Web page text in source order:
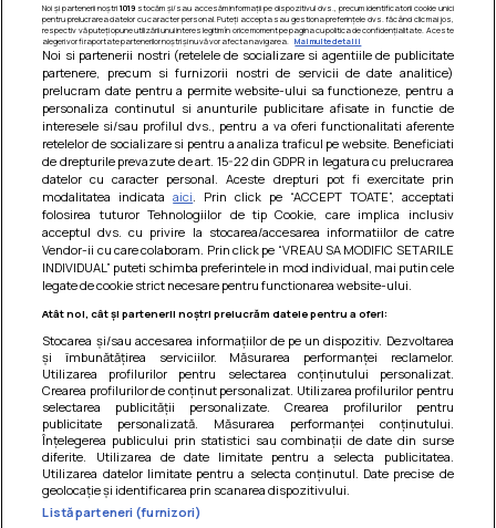
Barcute din vinete cu arpagic rosu
Un deliciu usor de preparat!
Noi și partenerii noștri 1019stocăm și/sau accesăm informații pe dispozitivul dvs., precum identificatorii cookie unici
pentru prelucrarea datelor cu caracter personal. Puteți accepta sau gestiona preferințele dvs. făcând clic mai jos,
respectiv vă puteți opune utilizării unui interes legitim în orice moment pe pagina cu politica de confidențialitate. Aceste
alegeri vor fi raportate partenerilor noștri și nu vă vor afecta navigarea.
Mai multe detalii
Noi si partenerii nostri (retelele de socializare si agentiile de publicitate
partenere, precum si furnizorii nostri de servicii de date analitice)
prelucram date pentru a permite website-ului sa functioneze, pentru a
personaliza continutul si anunturile publicitare afisate in functie de
interesele si/sau profilul dvs., pentru a va oferi functionalitati aferente
retelelor de socializare si pentru a analiza traficul pe website. Beneficiati
de drepturile prevazute de art. 15-22 din GDPR in legatura cu prelucrarea
datelor cu caracter personal. Aceste drepturi pot fi exercitate prin
modalitatea indicataaici . Prin click pe “ACCEPT TOATE”, acceptati
folosirea tuturor Tehnologiilor de tip Cookie, care implica inclusiv
acceptul dvs. cu privire la stocarea/accesarea informatiilor de catre
Vendor-ii cu care colaboram. Prin click pe “VREAU SA MODIFIC SETARILE
INDIVIDUAL” puteti schimba preferintele in mod individual, mai putin cele
legate de cookie strict necesare pentru functionarea website-ului.
Atât noi, cât și partenerii noștri prelucrăm datele pentru a oferi:
Stocarea și/sau accesarea informațiilor de pe un dispozitiv. Dezvoltarea
și îmbunătățirea serviciilor. Măsurarea performanței reclamelor.
Utilizarea profilurilor pentru selectarea conținutului personalizat.
Crearea profilurilor de conținut personalizat. Utilizarea profilurilor pentru
selectarea publicității personalizate. Crearea profilurilor pentru
publicitate personalizată. Măsurarea performanței conținutului.
Înțelegerea publicului prin statistici sau combinații de date din surse
diferite. Utilizarea de date limitate pentru a selecta publicitatea.
Utilizarea datelor limitate pentru a selecta conținutul. Date precise de
geolocație și identificarea prin scanarea dispozitivului.
Listă parteneri (furnizori)